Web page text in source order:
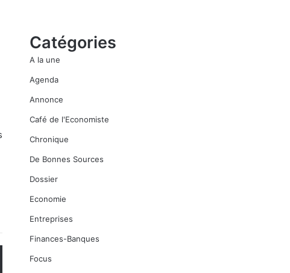
Catégories
A la une
Agenda
Annonce
Café de l'Economiste
Chronique
De Bonnes Sources
Dossier
Economie
Entreprises
Finances-Banques
Focus